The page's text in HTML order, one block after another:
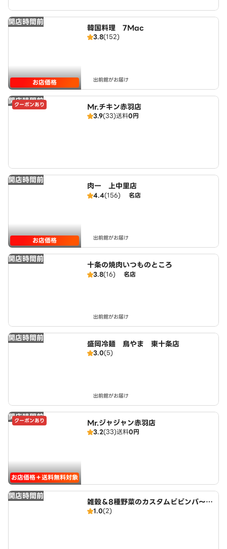
開店時間前
お店価格
韓国料理 7Mac
3.8(152)
出前館がお届け
開店時間前
クーポンあり Mr.チキン赤羽店
3.9(33)送料0円
開店時間前
お店価格
肉一 上中里店
4.4(156) 名店
出前館がお届け
開店時間前
十条の焼肉いつものところ
3.8(16) 名店
出前館がお届け
開店時間前
盛岡冷麺 鳥やま 東十条店
3.0(5)
出前館がお届け
開店時間前
クーポンあり
お店価格＋送料無料対象
Mr.ジャジャン赤羽店
3.2(33)送料0円
開店時間前
雑穀＆8種野菜のカスタムビビンバ～ウ
ェルビンビビンバ 東十条鳥やま店
1.0(2)